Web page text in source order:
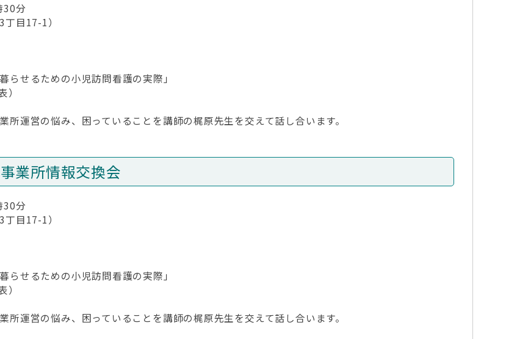
30分
目17-1）
せるための小児訪問看護の実際」
運営の悩み、困っていることを講師の梶原先生を交えて話し合います。
業所情報交換会
30分
目17-1）
せるための小児訪問看護の実際」
運営の悩み、困っていることを講師の梶原先生を交えて話し合います。